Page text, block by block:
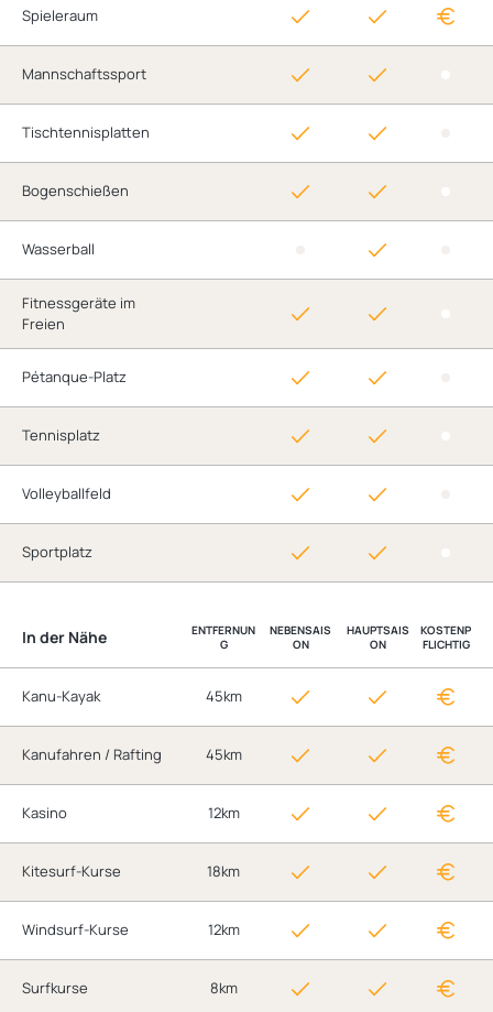
Spieleraum
Mannschaftssport
Tischtennisplatten
Bogenschießen
Wasserball
Fitnessgeräte im
Freien
Pétanque-Platz
Tennisplatz
Volleyballfeld
Sportplatz
In der Nähe
ENTFERNUN
G
NEBENSAIS
ON
HAUPTSAIS
ON
KOSTENP
FLICHTIG
Kanu-Kayak 45km
Kanufahren / Rafting 45km
Kasino 12km
Kitesurf-Kurse 18km
Windsurf-Kurse 12km
Surfkurse 8km